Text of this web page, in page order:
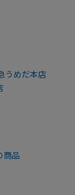
うめだ本店
商品